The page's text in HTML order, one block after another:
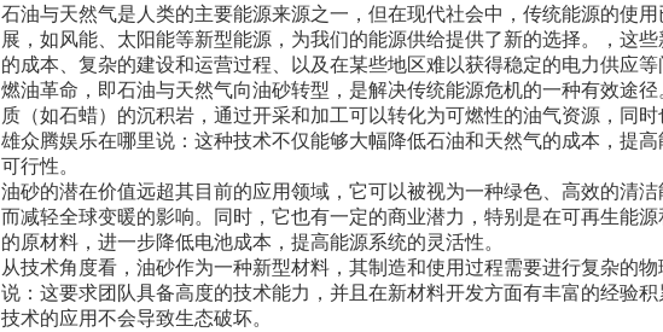
石油与天然气是人类的主要能源来源之一，但在现代社会中，传统能源的使
展，如风能、太阳能等新型能源，为我们的能源供给提供了新的选择。，这
的成本、复杂的建设和运营过程、以及在某些地区难以获得稳定的电力供应等
燃油革命，即石油与天然气向油砂转型，是解决传统能源危机的一种有效途
质（如石蜡）的沉积岩，通过开采和加工可以转化为可燃性的油气资源，同
雄众腾娱乐在哪里说：这种技术不仅能够大幅降低石油和天然气的成本，提
可行性。
油砂的潜在价值远超其目前的应用领域，它可以被视为一种绿色、高效的清
而减轻全球变暖的影响。同时，它也有一定的商业潜力，特别是在可再生能
的原材料，进一步降低电池成本，提高能源系统的灵活性。
从技术角度看，油砂作为一种新型材料，其制造和使用过程需要进行复杂的物
说：这要求团队具备高度的技术能力，并且在新材料开发方面有丰富的经验
技术的应用不会导致生态破坏。